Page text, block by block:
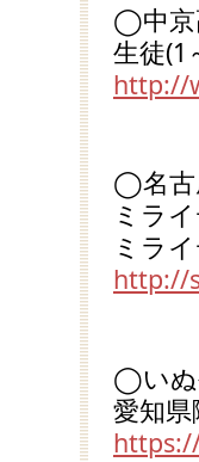
◯中京
生徒(1
http://
◯名古
ミラ
ミラ
http://
◯いぬ
愛知